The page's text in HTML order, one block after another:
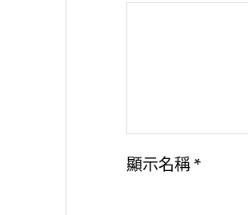
顯示名稱 *